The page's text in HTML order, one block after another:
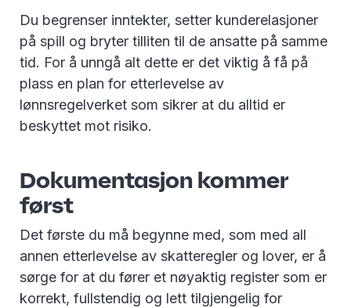
Du begrenser inntekter, setter kunderelasjoner
på spill og bryter tilliten til de ansatte på samme
tid. For å unngå alt dette er det viktig å få på
plass en plan for etterlevelse av
lønnsregelverket som sikrer at du alltid er
beskyttet mot risiko.
Dokumentasjon kommer
først
Det første du må begynne med, som med all
annen etterlevelse av skatteregler og lover, er å
sørge for at du fører et nøyaktig register som er
korrekt, fullstendig og lett tilgjengelig for